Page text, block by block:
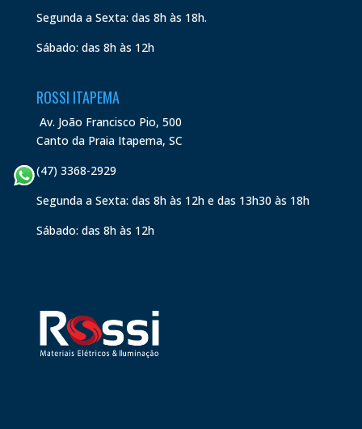
Segunda a Sexta: das 8h às 18h.
Sábado: das 8h às 12h
ROSSI ITAPEMA
Av. João Francisco Pio, 500
Canto da Praia Itapema, SC
(47) 3368-2929
Segunda a Sexta: das 8h às 12h e das 13h30 às 18h
Sábado: das 8h às 12h